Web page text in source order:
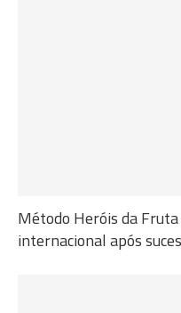
Método Heróis da
internacional após